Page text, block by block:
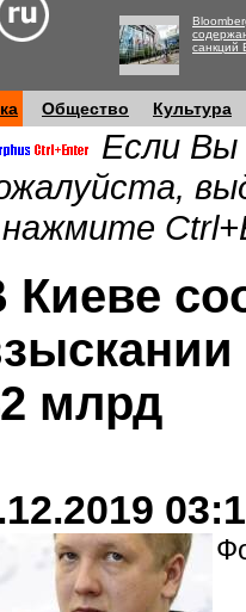
санкций
Общество Культура
Если Вы
Киеве
млрд